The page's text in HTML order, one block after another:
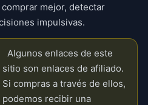
mejor, detectar
impulsivas.
Algunos enlaces de este
sitio son enlaces de afiliado.
Si compras a través de ellos,
podemos recibir una